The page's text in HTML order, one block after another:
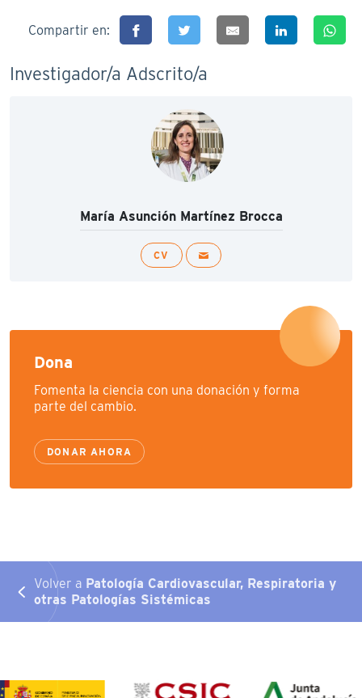
Compartir en:
Investigador/a Adscrito/a
María Asunción Martínez Brocca
CV
Dona
Fomenta la ciencia con una donación y forma
parte del cambio.
DONAR AHORA
Volver a Patología Cardiovascular, Respiratoria y
otras Patologías Sistémicas